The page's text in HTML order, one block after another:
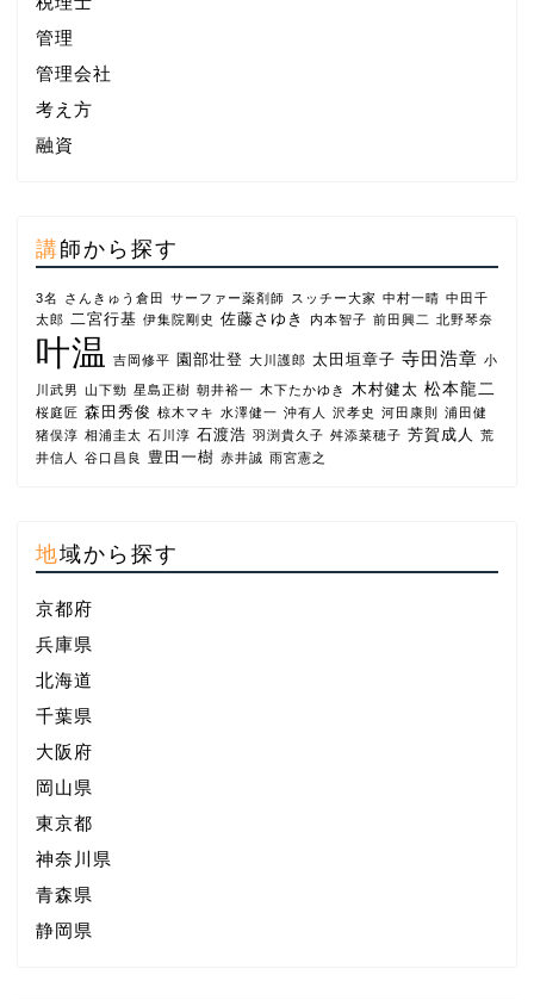
管理
管理会社
考え方
融資
講師から探す
3名 さんきゅう倉田 サーファー薬剤師 スッチー大家 中村一晴 中田千
太郎 二宮行基 伊集院剛史 佐藤さゆき 内本智子 前田興二 北野琴奈
叶温 吉岡修平 園部壮登 大川護郎 太田垣章子 寺田浩章 小
川武男 山下勁 星島正樹 朝井裕一 木下たかゆき 木村健太 松本龍二
桜庭匠 森田秀俊 椋木マキ 水澤健一 沖有人 沢孝史 河田康則
浦田健
猪俣淳 相浦圭太 石川淳 石渡浩 羽渕貴久子 舛添菜穂子 芳賀成人
荒
井信人
谷口昌良 豊田一樹 赤井誠 雨宮憲之
地域から探す
京都府
兵庫県
北海道
千葉県
大阪府
岡山県
東京都
神奈川県
青森県
静岡県